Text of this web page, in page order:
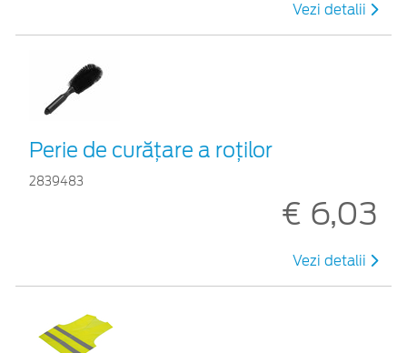
Vezi detalii
Perie de curățare a roților
2839483
€ 6,03
Vezi detalii